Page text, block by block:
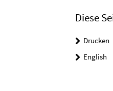
Diese
Drucken
English